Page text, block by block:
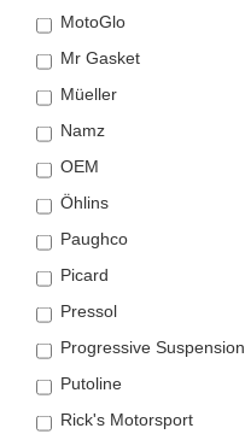
MotoGlo
Mr Gasket
Müeller
Namz
OEM
Öhlins
Paughco
Picard
Pressol
Progressive Suspension
Putoline
Rick's Motorsport